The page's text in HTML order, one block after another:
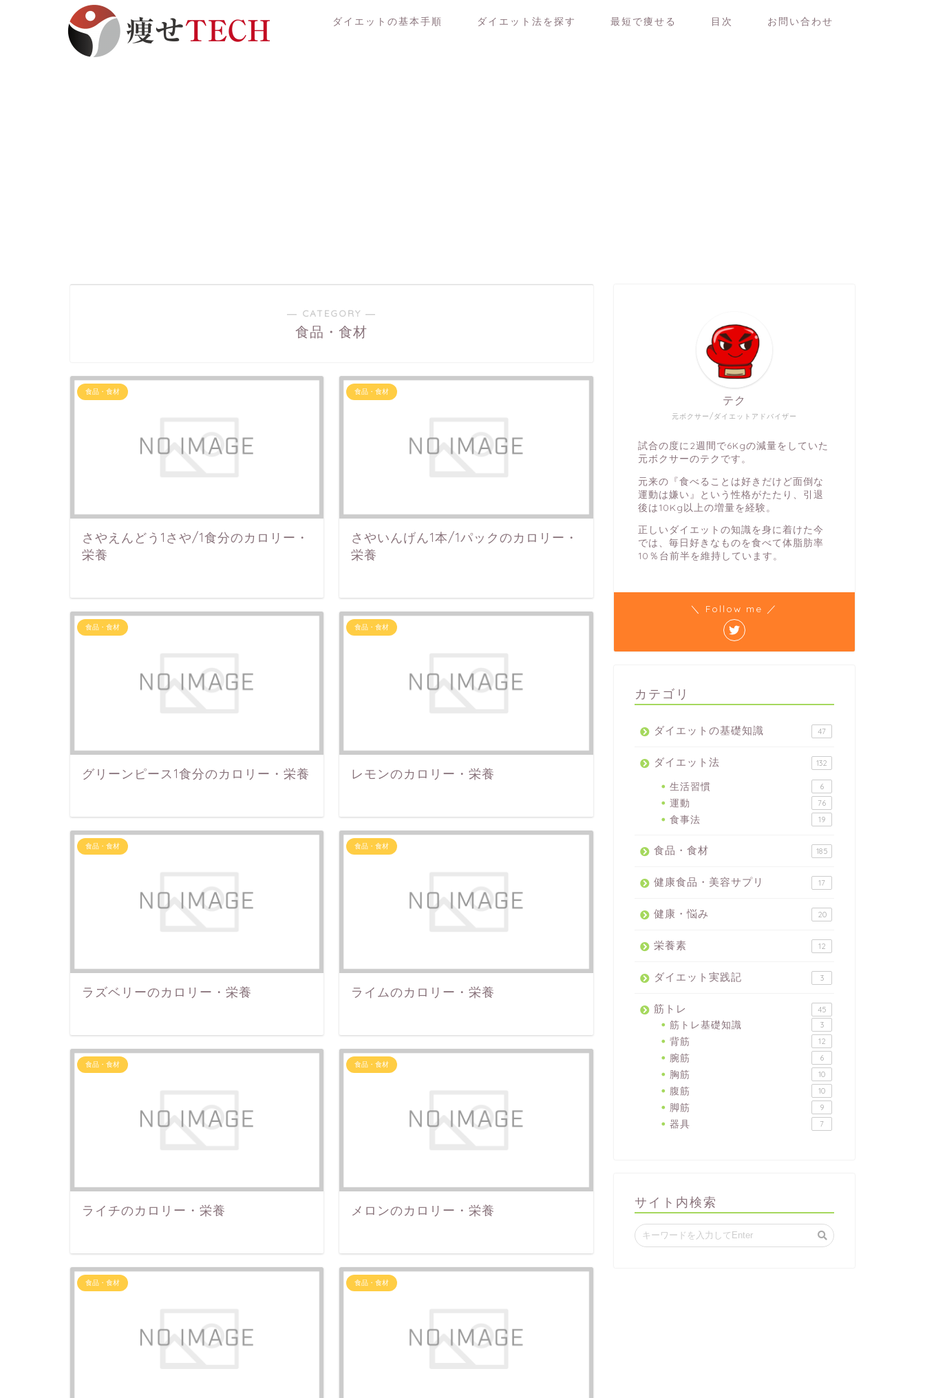
ダイエットの基本手順 ダイエット法を探す 最短で痩せる 目次 お問い合わせ
― CATEGORY ―
食品・食材
食品・食材
さやえんどう1さや/1食分のカロリー・
栄養
食品・食材
さやいんげん1本/1パックのカロリー・
栄養
食品・食材
グリーンピース1食分のカロリー・栄養
食品・食材
レモンのカロリー・栄養
食品・食材
ラズベリーのカロリー・栄養
食品・食材
ライムのカロリー・栄養
食品・食材
ライチのカロリー・栄養
食品・食材
メロンのカロリー・栄養
食品・食材 食品・食材
元ボクサー/ダイエットアドバイザー
テク
試合の度に2週間で6Kgの減量をしていた
元ボクサーのテクです。
元来の『食べることは好きだけど面倒な
運動は嫌い』という性格がたたり、引退
後は10Kg以上の増量を経験。
正しいダイエットの知識を身に着けた今
では、毎日好きなものを食べて体脂肪率
10％台前半を維持しています。
＼ Follow me ／
カテゴリ
ダイエットの基礎知識 47
ダイエット法 132
生活習慣 6
運動 76
食事法 19
食品・食材 185
健康食品・美容サプリ 17
健康・悩み 20
栄養素 12
ダイエット実践記 3
筋トレ 45
筋トレ基礎知識 3
背筋 12
腕筋 6
胸筋 10
腹筋 10
脚筋 9
器具 7
サイト内検索